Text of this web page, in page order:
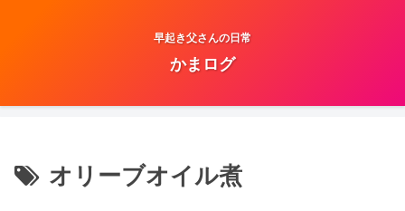
早起き父さんの日常
かまログ
オリーブオイル煮